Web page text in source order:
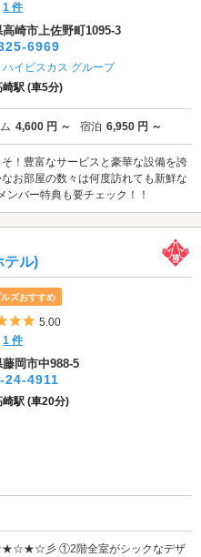
1 件
崎市上佐野町1095-3
6969
ハイビスカス グループ
崎駅 (車5分)
4,600 円 ～ 宿泊 6,950 円 ～
！豊富なサービスと豪華な設備を誇
お部屋の数々は何度訪れても新鮮な
バー特典も要チェック！！
テル)
ズおすすめ
5つ星のうち5
5.00
1 件
岡市中988-5
24-4911
崎駅 (車20分)
彡 ①2階全室がシックなデザ